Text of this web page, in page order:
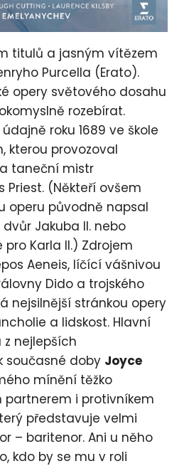
titulů a jasným vítězem
Purcella (Erato).
opery světového dosahu
rozebírat.
roku 1689 ve škole
kterou provozoval
taneční mistr
(Někteří ovšem
operu původně napsal
Jakuba II. nebo
Karla II.) Zdrojem
Aeneis, líčící vášnivou
Dido a trojského
nejsilnější stránkou opery
a lidskost. Hlavní
nejlepších
současné doby Joyce
mínění těžko
partnerem i protivníkem
představuje velmi
– baritenor. Ani u něho
kdo by se mu v roli